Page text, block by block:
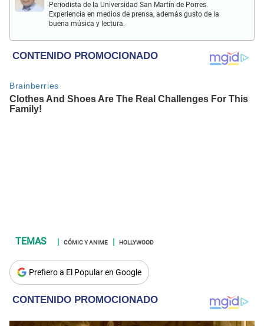
Periodista de la Universidad San Martín de Porres.
Experiencia en medios de prensa, además gusto de la
buena música y lectura.
CÓMIC Y ANIME HOLLYWOOD
Prefiero a El Popular en Google